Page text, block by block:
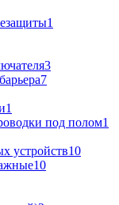
1
3
7
1
под полом1
устройств10
10